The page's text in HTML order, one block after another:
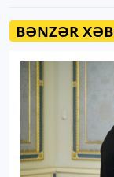
BƏNZƏR